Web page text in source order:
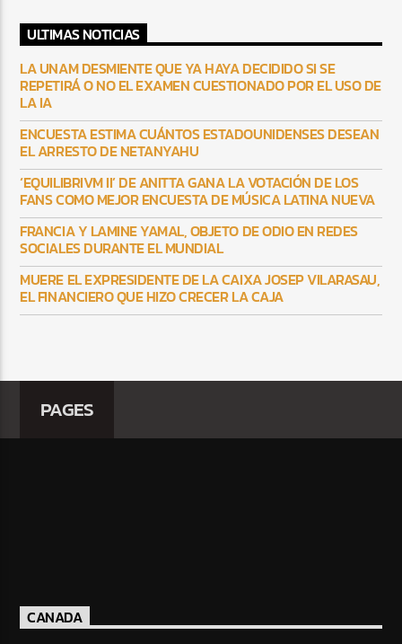
ULTIMAS NOTICIAS
LA UNAM DESMIENTE QUE YA HAYA DECIDIDO SI SE
REPETIRÁ O NO EL EXAMEN CUESTIONADO POR EL USO DE
LA IA
ENCUESTA ESTIMA CUÁNTOS ESTADOUNIDENSES DESEAN
EL ARRESTO DE NETANYAHU
‘EQUILIBRIVM II’ DE ANITTA GANA LA VOTACIÓN DE LOS
FANS COMO MEJOR ENCUESTA DE MÚSICA LATINA NUEVA
FRANCIA Y LAMINE YAMAL, OBJETO DE ODIO EN REDES
SOCIALES DURANTE EL MUNDIAL
MUERE EL EXPRESIDENTE DE LA CAIXA JOSEP VILARASAU,
EL FINANCIERO QUE HIZO CRECER LA CAJA
PAGES
CANADA